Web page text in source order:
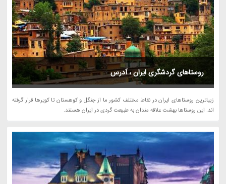
روستاهای گردشگری ایران ، آدرس
زیباترین روستاهای ایران در نقاط مختلف کشور ما از جنگل و کوهستان تا کویرها قرار گرفته
اند. این روستاها بهشت علاقه مندان به طبیعت گردی در ایران هستند.